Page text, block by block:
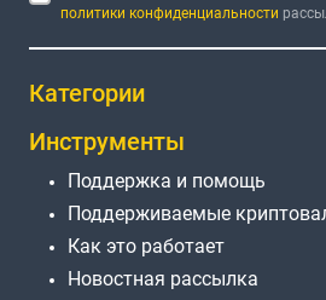
политики конфиденциальности
Категории
Инструменты
Поддержка и помощь
Поддерживаемые
Как это работает
Новостная рассылка